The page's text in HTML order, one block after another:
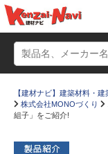
【建材ナビ】建築材料・
株式会社MONOづくり
組子」をご紹介!